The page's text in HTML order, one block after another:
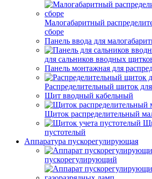
Малогабаритный
сборе
Панель ввода для
для сальников вводных
Панель монтажная для
Распределительный щиток
Щит вводный кабельный
Щиток распределительный
пустотелый
Аппаратура пускорегулирующая
пускорегулирующий